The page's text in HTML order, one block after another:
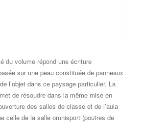
du volume répond une écriture
sur une peau constituée de panneaux
l’objet dans ce paysage particulier. La
de résoudre dans la même mise en
des salles de classe et de l’aula
celle de la salle omnisport (poutres de